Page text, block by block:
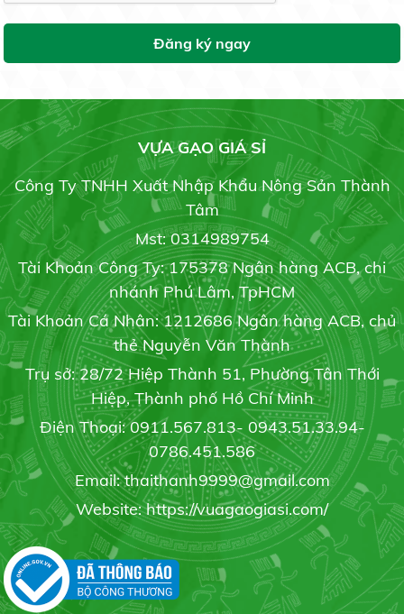
28.000 đ/kg
GẠO ST24
Liên hệ
Gạo St21
Liên hệ
Gạo Đài Thơm 8
20.000 đ/kg
Vừa xù ký hợp đồng, lại trúng thầu gạo dự trữ quốc
Lúa ốm yếu khi mang bầu do thời tiết hay canh tác
19/05/2020
Giải pháp tối ưu phòng trừ bệnh cháy bìa lá
19/05/2020
Trồng dưa lưới trong nhà: Hiệu quả bất ngời
19/05/2020
6 bước bảo quản hoa cúc sau thu hoạch
19/05/2020
3 phương pháp phục hồi cây caphe nhiểm sương
muối
Đăng ký ngay
VỰA GẠO GIÁ SỈ
Công Ty TNHH Xuất Nhập Khẩu Nông Sản Thành
Tâm
Mst: 0314989754
Tài Khoản Công Ty: 175378 Ngân hàng ACB, chi
nhánh Phú Lâm, TpHCM
Tài Khoản Cá Nhân: 1212686 Ngân hàng ACB, chủ
thẻ Nguyễn Văn Thành
Trụ sở: 28/72 Hiệp Thành 51, Phường Tân Thới
Hiệp, Thành phố Hồ Chí Minh
Điện Thoại: 0911.567.813- 0943.51.33.94-
0786.451.586
Email: thaithanh9999@gmail.com
Website: https://vuagaogiasi.com/